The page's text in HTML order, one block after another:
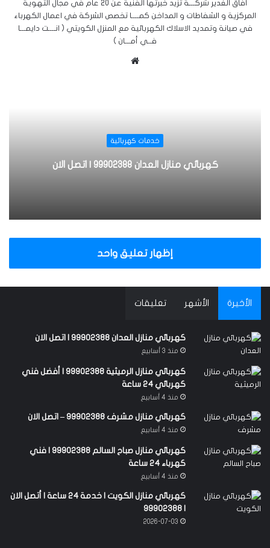
افاق الغدير شركـــة تزيد خبرتها الفنية عن 20 عام في مجال التهوية
المركزية و الشفاطات و المداخن كمــــا تخصص الشركة في اعمال الكهرباء
في صيانة وتمديد الاسلاك الكهربائية مع المنزل الكويتي ( انــــت دايمـــا
فــي أمـــان )
ل
و
ي
خدمات كهربائية
كهربائي منازل العدان 99902388 | اتصل الان
إظهار تعليق واحد
الأخيرة الأشهر تعليقات
كهربائي منازل العدان 99902388 | اتصل الان
منذ 3 أسابيع
كهربائي منازل الرميثية 99902388 | أفضل فني
كهربائي 24 ساعة
منذ 4 أسابيع
كهربائي منازل مشرف 99902388 – اتصل الان
منذ 4 أسابيع
كهربائي منازل صباح السالم 99902388 | فني
كهرباء 24 ساعة
منذ 4 أسابيع
كهربائي منازل الكويت | خدمة 24 ساعة | أتصل الان
2026-07-03